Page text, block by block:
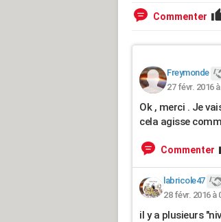
Commenter
Freymonde
27 févr. 2016
Ok , merci . Je
cela agisse
Commenter
labricole47
28 févr. 2016 à
il y a plusieurs